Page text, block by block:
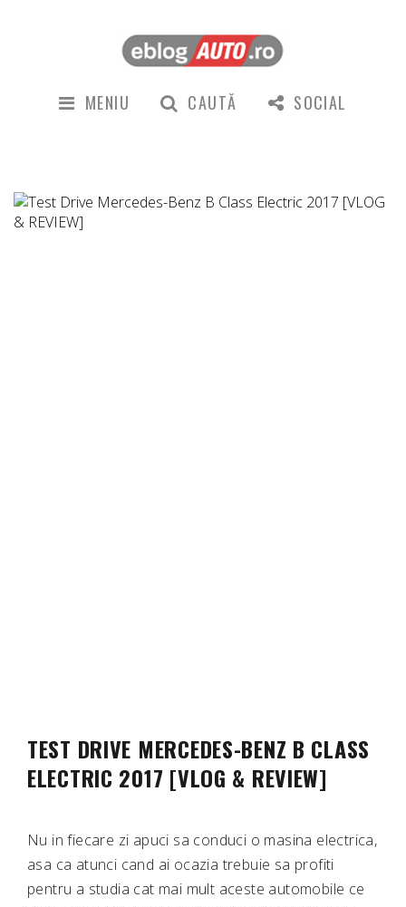
MENIU CAUTĂ SOCIAL
TEST DRIVE MERCEDES-BENZ B CLASS
ELECTRIC 2017 [VLOG & REVIEW]
Nu in fiecare zi apuci sa conduci o masina electrica,
asa ca atunci cand ai ocazia trebuie sa profiti
pentru a studia cat mai mult aceste automobile ce